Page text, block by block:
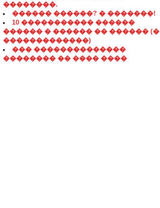
��������.
������ ������? � �������!
10 ����������� ������
������ � ������ �� ������ (�
�������������)
��� ��������������
�������� �� ���� ����